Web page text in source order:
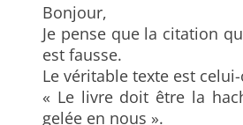
Bonjour,
Je pense que la citation
est fausse.
Le véritable texte est
« Le livre doit être la
gelée en nous ».